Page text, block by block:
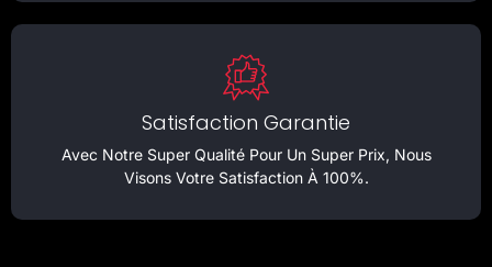
Satisfaction Garantie
Avec Notre Super Qualité Pour Un Super Prix, Nous
Visons Votre Satisfaction À 100%.